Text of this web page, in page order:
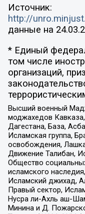
Источник:
http://
данные на
* Единый
том числе
организаций,
Высший военный
моджахедов
Дагестана, База,
Исламская группа,
освобождения,
Движение Талибан,
Общество
исламского
Исламский джихад,
Правый сектор,
Нусра ли-Ахль аш-
Минина и Д.